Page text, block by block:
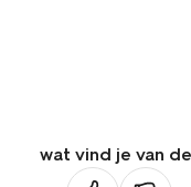
wat vind je van